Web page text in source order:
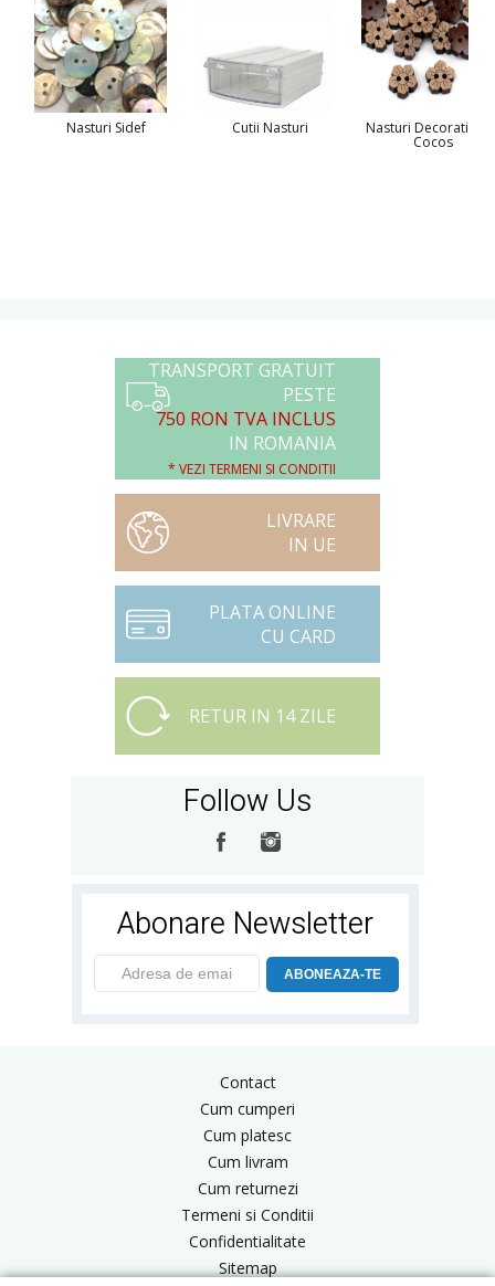
Nasturi Sidef Cutii Nasturi Nasturi Decorativi
Cocos
TRANSPORT GRATUIT
PESTE
750 RON TVA INCLUS
IN ROMANIA
* VEZI TERMENI SI CONDITII
LIVRARE
IN UE
PLATA ONLINE
CU CARD
RETUR IN 14 ZILE
Follow Us
Abonare Newsletter
ABONEAZA-TE
Contact
Cum cumperi
Cum platesc
Cum livram
Cum returnezi
Termeni si Conditii
Confidentialitate
Sitemap